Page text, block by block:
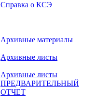
Справка о КСЭ
Архивные материалы
Архивные листы
Архивные листы
ПРЕДВАРИТЕЛЬНЫЙ
ОТЧЕТ